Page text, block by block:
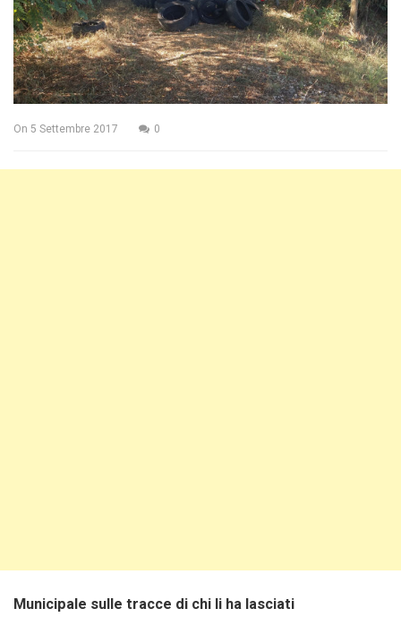
On 5 Settembre 2017 0
Municipale sulle tracce di chi li ha lasciati